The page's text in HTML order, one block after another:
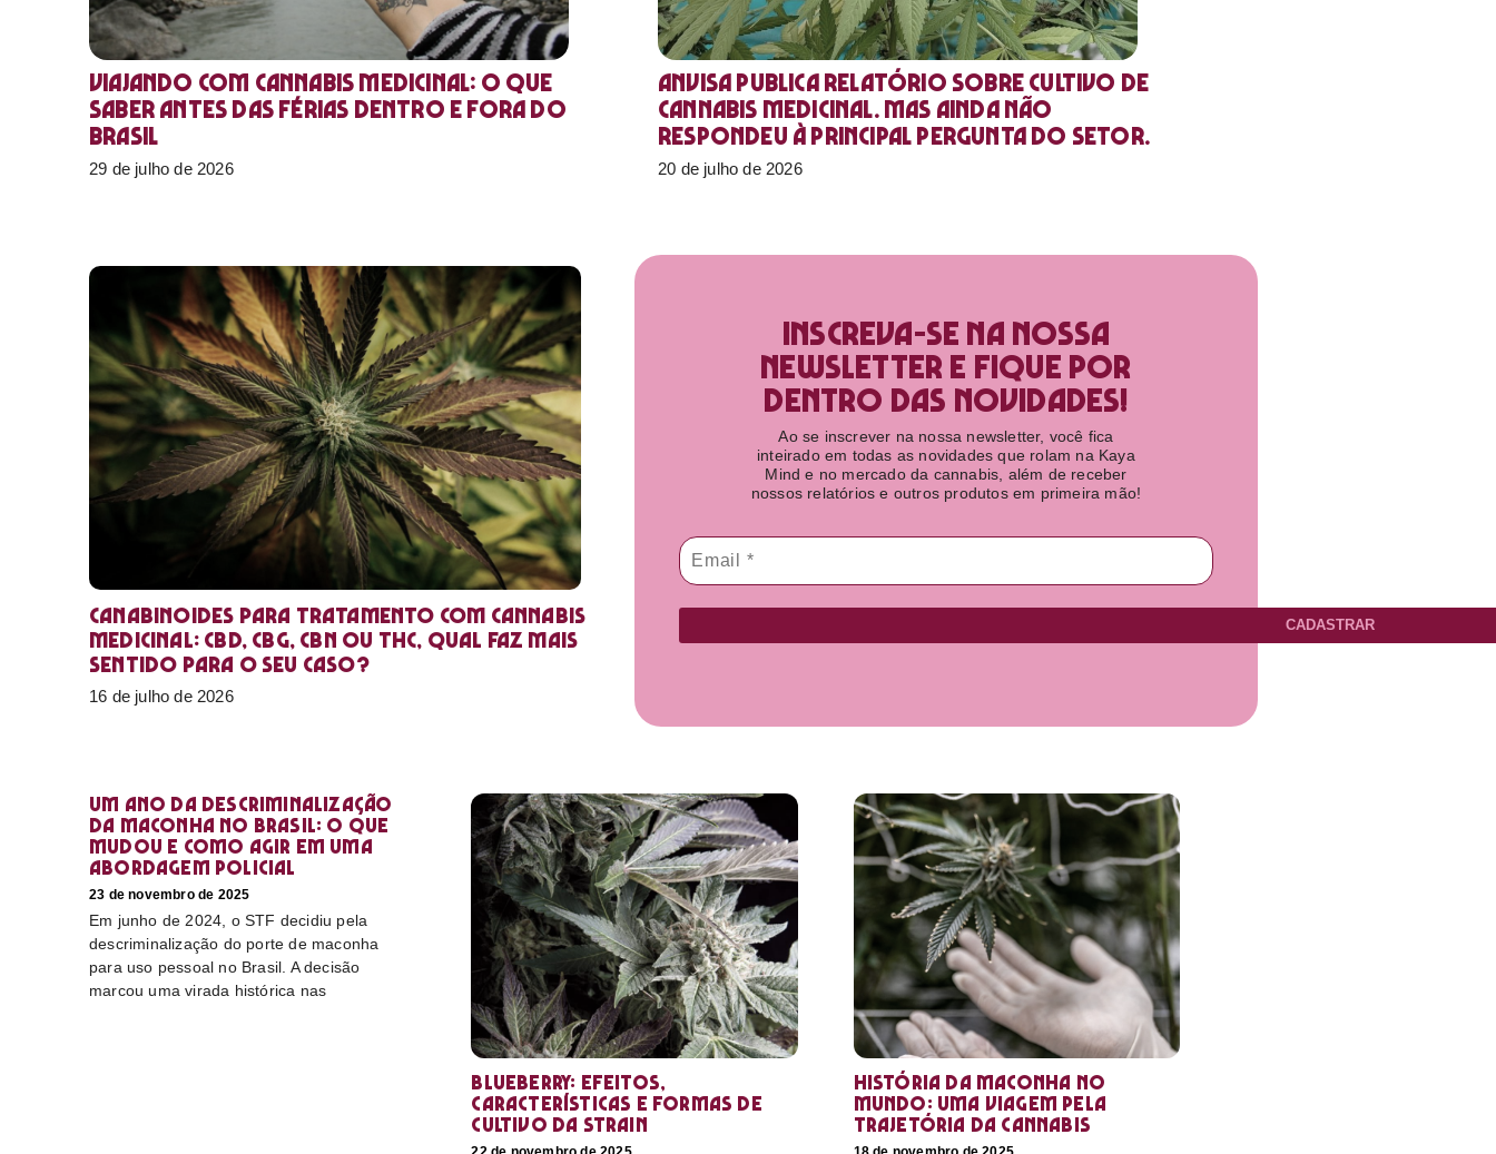
Viajando com cannabis medicinal: o que
saber antes das férias dentro e fora do
Brasil
29 de julho de 2026
Anvisa publica relatório sobre cultivo de
Cannabis medicinal. Mas ainda não
respondeu à principal pergunta do setor.
20 de julho de 2026
Canabinoides para tratamento com cannabis
medicinal: CBD, CBG, CBN ou THC, qual faz mais
sentido para o seu caso?
16 de julho de 2026
Inscreva-se na nossa
newsletter e fique por
dentro das novidades!​
Ao se inscrever na nossa newsletter, você fica
inteirado em todas as novidades que rolam na Kaya
Mind e no mercado da cannabis, além de receber
nossos relatórios e outros produtos em primeira mão!
CADASTRAR
Um ano da descriminalização
da maconha no Brasil: o que
mudou e como agir em uma
abordagem policial
23 de novembro de 2025
Em junho de 2024, o STF decidiu pela
descriminalização do porte de maconha
para uso pessoal no Brasil. A decisão
marcou uma virada histórica nas
Blueberry: efeitos,
características e formas de
cultivo da strain
História da maconha no
mundo: uma viagem pela
trajetória da cannabis